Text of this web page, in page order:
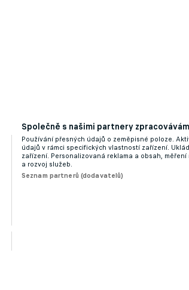
Společně s našimi partnery
Používání přesných údajů o zeměpisné poloze.
údajů v rámci specifických vlastností zařízení.
zařízení. Personalizovaná reklama a obsah,
a rozvoj služeb.
Seznam partnerů (dodavatelů)